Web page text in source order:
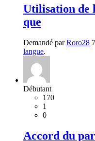
Utilisation de
que
Demandé parRoro28
langue.
Débutant
170
1
0
Accord du